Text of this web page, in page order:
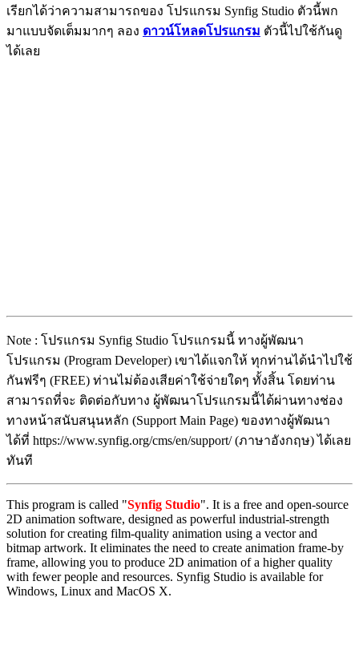
เรียกได้ว่าความสามารถของ โปรแกรม Synfig Studio ตัวนี้พก
มาแบบจัดเต็มมากๆ ลอง ดาวน์โหลดโปรแกรม ตัวนี้ไปใช้กันดู
ได้เลย
Note : โปรแกรม Synfig Studio โปรแกรมนี้ ทางผู้พัฒนา
โปรแกรม (Program Developer) เขาได้แจกให้ ทุกท่านได้นำไปใช้
กันฟรีๆ (FREE) ท่านไม่ต้องเสียค่าใช้จ่ายใดๆ ทั้งสิ้น โดยท่าน
สามารถที่จะ ติดต่อกับทาง ผู้พัฒนาโปรแกรมนี้ได้ผ่านทางช่อง
ทางหน้าสนับสนุนหลัก (Support Main Page) ของทางผู้พัฒนา
ได้ที่ https://www.synfig.org/cms/en/support/ (ภาษาอังกฤษ) ได้เลย
ทันที
This program is called "Synfig Studio". It is a free and open-source
2D animation software, designed as powerful industrial-strength
solution for creating film-quality animation using a vector and
bitmap artwork. It eliminates the need to create animation frame-by
frame, allowing you to produce 2D animation of a higher quality
with fewer people and resources. Synfig Studio is available for
Windows, Linux and MacOS X.